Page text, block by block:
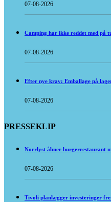
07-08-2026
Camping har ikke reddet med på
07-08-2026
Efter nye krav: Emballage på
07-08-2026
PRESSEKLIP
Norrlyst åbner burgerrestaurant
07-08-2026
Tivoli planlægger investeringer